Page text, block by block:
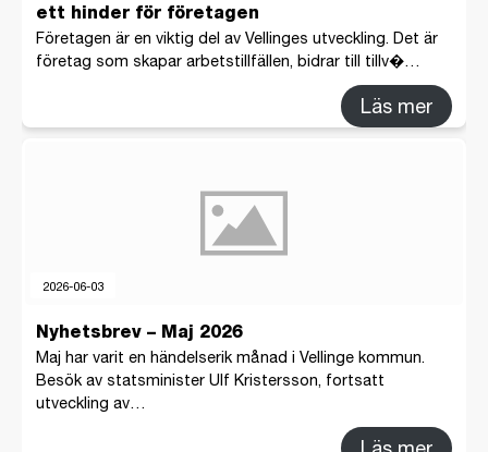
ett hinder för företagen
Företagen är en viktig del av Vellinges utveckling. Det är
företag som skapar arbetstillfällen, bidrar till tillv�…
Läs mer
2026-06-03
Nyhetsbrev – Maj 2026
Maj har varit en händelserik månad i Vellinge kommun.
Besök av statsminister Ulf Kristersson, fortsatt
utveckling av…